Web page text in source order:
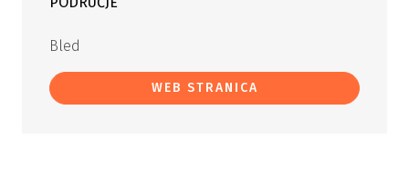
Bled
WEB STRANICA